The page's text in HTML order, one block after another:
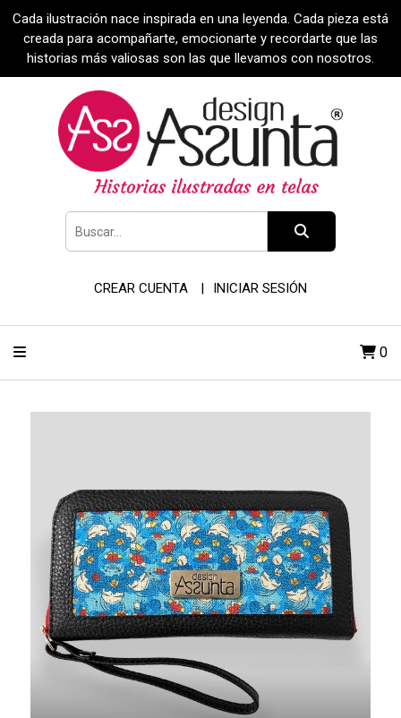
Cada ilustración nace inspirada en una leyenda. Cada pieza está
creada para acompañarte, emocionarte y recordarte que las
historias más valiosas son las que llevamos con nosotros.
CREAR CUENTA INICIAR SESIÓN
0